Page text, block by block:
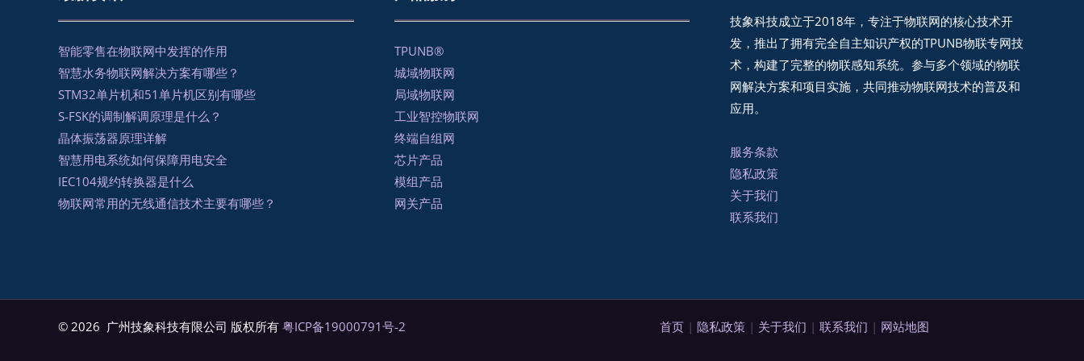
智能零售在物联网中发挥的作用
智慧水务物联网解决方案有哪些？
STM32单片机和51单片机区别有哪些
S-FSK的调制解调原理是什么？
晶体振荡器原理详解
智慧用电系统如何保障用电安全
IEC104规约转换器是什么
物联网常用的无线通信技术主要有哪些？
TPUNB®
城域物联网
局域物联网
工业智控物联网
终端自组网
芯片产品
模组产品
网关产品
技象科技成立于2018年，专注于物联网的核心技术开
发，推出了拥有完全自主知识产权的TPUNB物联专网技
术，构建了完整的物联感知系统。参与多个领域的物联
网解决方案和项目实施，共同推动物联网技术的普及和
应用。
服务条款
隐私政策
关于我们
联系我们
© 2026 广州技象科技有限公司 版权所有 粤ICP备19000791号-2 首页| 隐私政策| 关于我们 | 联系我们 | 网站地图